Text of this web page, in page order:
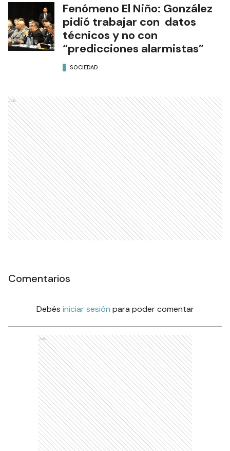
Fenómeno El Niño: González
pidió trabajar con datos
técnicos y no con
“predicciones alarmistas”
SOCIEDAD
Ads
Comentarios
Debés iniciar sesión para poder comentar
Ads